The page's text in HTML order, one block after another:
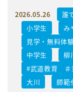
2026.05.26 誰
小学生
み
見学・無料体
中学生
柳
#武道教育 ＃
大川
師範